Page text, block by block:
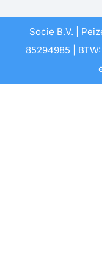
Socie B.V. |
85294985 |